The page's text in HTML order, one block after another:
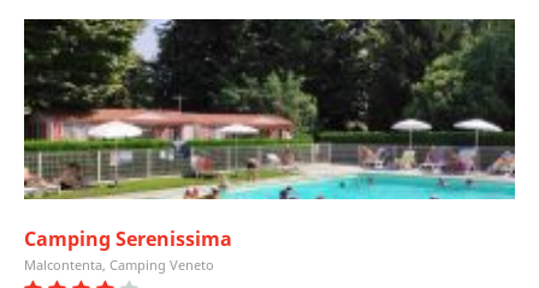
Camping Serenissima
Malcontenta, Camping Veneto